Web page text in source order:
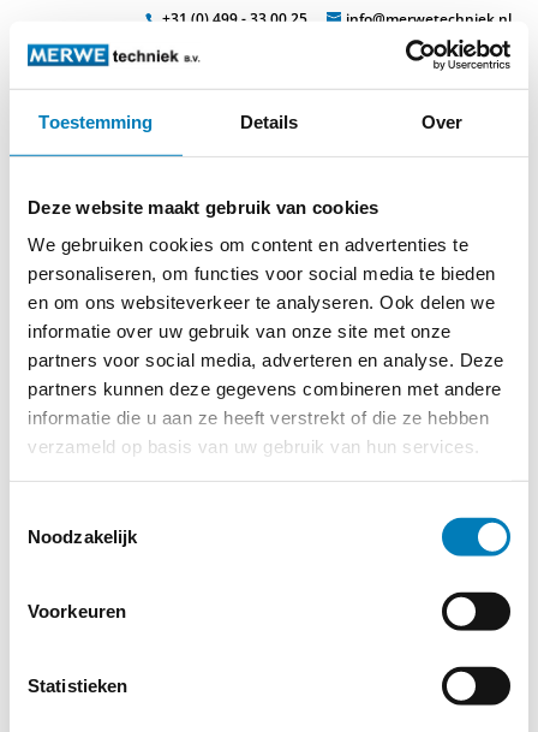
Toestemming Details Over
Deze website maakt gebruik van cookies
We gebruiken cookies om content en advertenties te
personaliseren, om functies voor social media te bieden
en om ons websiteverkeer te analyseren. Ook delen we
informatie over uw gebruik van onze site met onze
partners voor social media, adverteren en analyse. Deze
partners kunnen deze gegevens combineren met andere
informatie die u aan ze heeft verstrekt of die ze hebben
verzameld op basis van uw gebruik van hun services.
Noodzakelijk
Voorkeuren
Statistieken
+31 (0) 499 - 33 00 25 info@merwetechniek.nl
Veelzijdig in elektrotechnische producten
veilig1
© 2026MERWEtechniek B.V.-Disclaimer-Privacy Policy
Cookieverklaring-Verdere contact gegevens